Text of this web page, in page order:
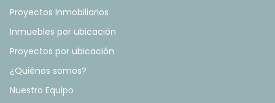
Proyectos Inmobiliarios
Inmuebles por ubicación
Proyectos por ubicación
¿Quiénes somos?
Nuestro Equipo